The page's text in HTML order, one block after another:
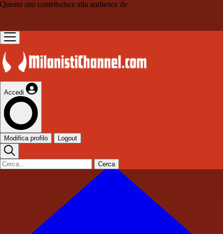
Questo sito contribuisce alla audience de
Accedi
Modifica profilo Logout
Cerca